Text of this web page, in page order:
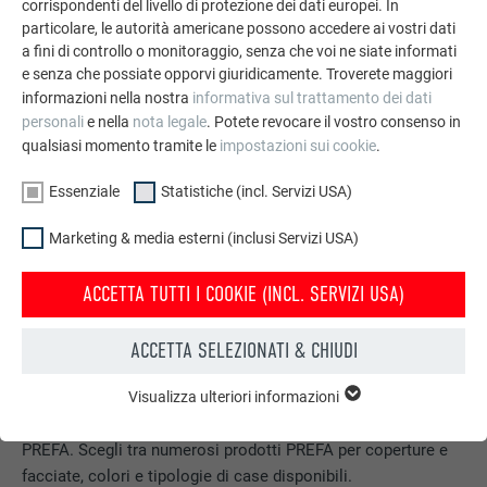
Configuratore per tetto & facciata
PREFA. Scegli tra numerosi prodotti PREFA per coperture e
facciate, colori e tipologie di case disponibili.
corrispondenti del livello di protezione dei dati europei. In
particolare, le autorità americane possono accedere ai vostri dati
a fini di controllo o monitoraggio, senza che voi ne siate informati
e senza che possiate opporvi giuridicamente. Troverete maggiori
informazioni nella nostra informativa sul trattamento dei dati
personalie nella nota legale. Potete revocare il vostro consenso in
qualsiasi momento tramite le impostazioni sui cookie.
Essenziale Statistiche (incl. Servizi USA)
Marketing & media esterni (inclusi Servizi USA)
ACCETTA TUTTI I COOKIE (INCL. SERVIZI USA)
ACCETTA SELEZIONATI & CHIUDI
funzionamento basilare del sito web. Grazie ad essi si
garantisce il funzionamento del sito web.
Visualizza ulteriori informazioni